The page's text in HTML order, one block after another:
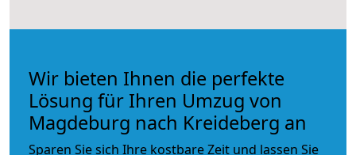
Wir bieten Ihnen die perfekte
Lösung für Ihren Umzug von
Magdeburg nach Kreideberg an
Sparen Sie sich Ihre kostbare Zeit und lassen Sie